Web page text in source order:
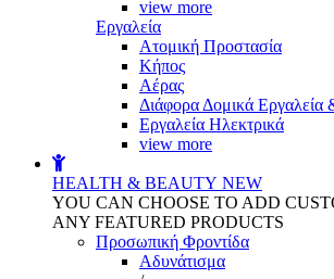
view more
Εργαλεία
Aτομική Προστασία
Kήπος
Αέρας
Διάφορα Δομικά
Εργαλεία Ηλεκτρικά
view more
HEALTH & BEAUTY NEW
YOU CAN CHOOSE TO ADD
ANY FEATURED PRODUCTS
Προσωπική Φροντίδα
Αδυνάτισμα